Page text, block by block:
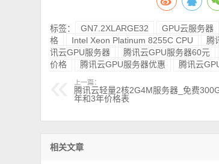
标签： GN7.2XLARGE32 GPU云服务器
格
Intel Xeon Platinum 8255C CPU 腾
讯云GPU服务器
腾讯云GPU服务器60元
价格
腾讯云GPU服务器优惠 腾讯云
上一篇：
腾讯云轻量2核2G4M服务器_免费
年和3年价格表
相关文章